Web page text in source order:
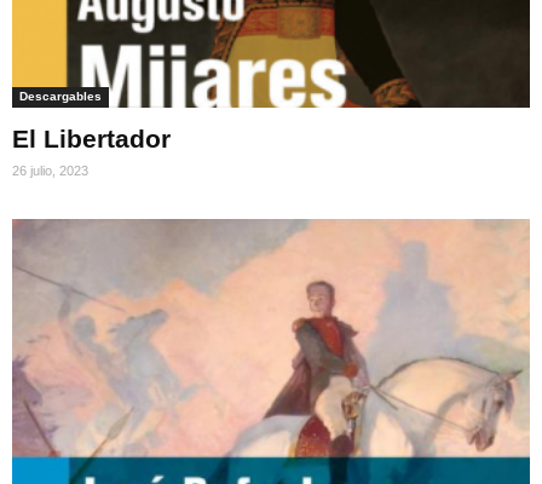
Descargables
El Libertador
26 julio, 2023